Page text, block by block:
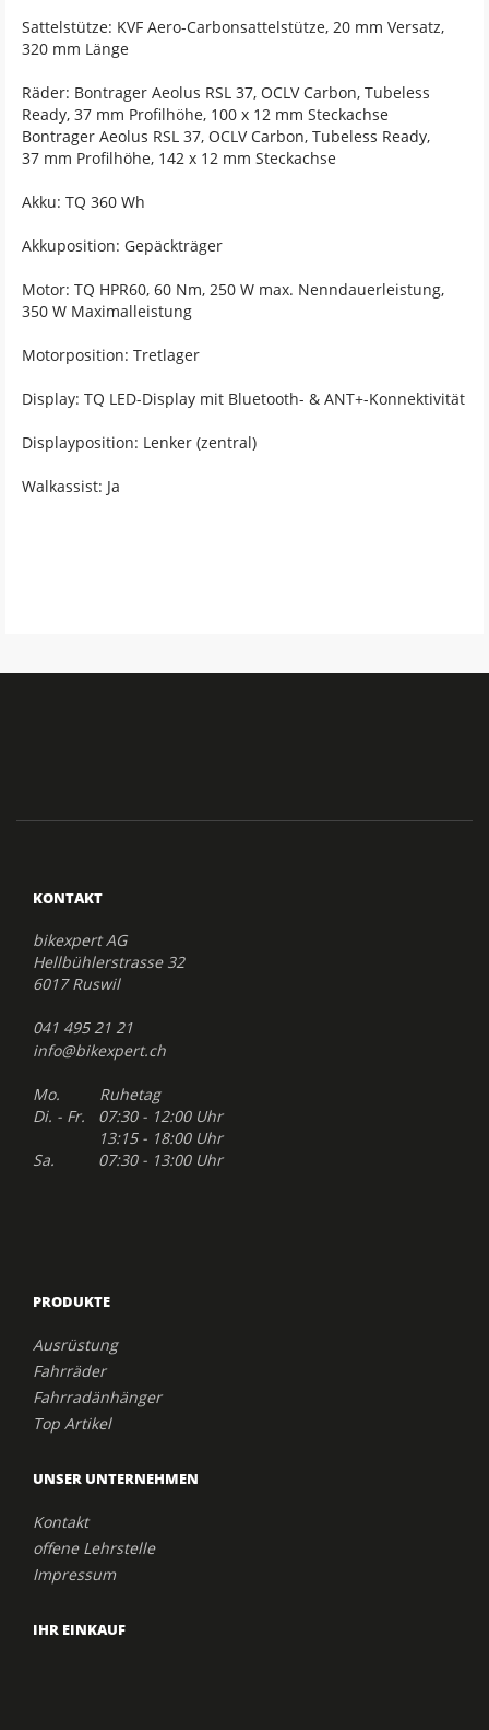
Sattelstütze: KVF Aero-Carbonsattelstütze, 20 mm Versatz,
320 mm Länge
Räder: Bontrager Aeolus RSL 37, OCLV Carbon, Tubeless
Ready, 37 mm Profilhöhe, 100 x 12 mm Steckachse
Bontrager Aeolus RSL 37, OCLV Carbon, Tubeless Ready,
37 mm Profilhöhe, 142 x 12 mm Steckachse
Akku: TQ 360 Wh
Akkuposition: Gepäckträger
Motor: TQ HPR60, 60 Nm, 250 W max. Nenndauerleistung,
350 W Maximalleistung
Motorposition: Tretlager
Display: TQ LED-Display mit Bluetooth- & ANT+-Konnektivität
Displayposition: Lenker (zentral)
Walkassist: Ja
KONTAKT
bikexpert AG
Hellbühlerstrasse 32
6017 Ruswil
041 495 21 21
info@bikexpert.ch
Mo. Ruhetag
Di. - Fr. 07:30 - 12:00 Uhr
13:15 - 18:00 Uhr
Sa. 07:30 - 13:00 Uhr
PRODUKTE
Ausrüstung
Fahrräder
Fahrradänhänger
Top Artikel
UNSER UNTERNEHMEN
Kontakt
offene Lehrstelle
Impressum
IHR EINKAUF